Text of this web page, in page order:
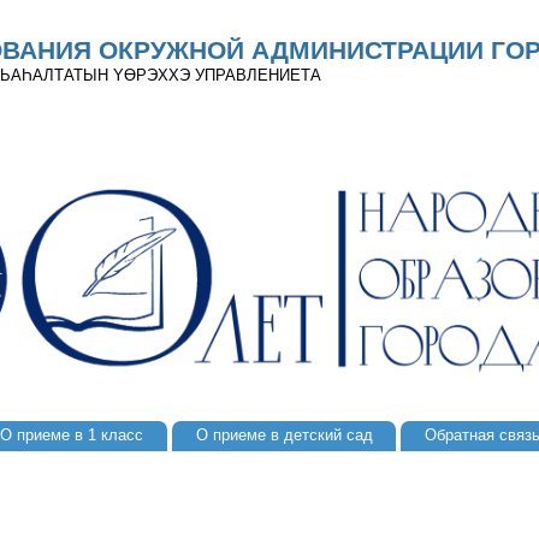
ОКРУЖНОЙ АДМИНИСТРАЦИИ
YӨРЭХХЭ УПРАВЛЕНИЕТА
О приеме в 1 класс О приеме в детский сад Обратная